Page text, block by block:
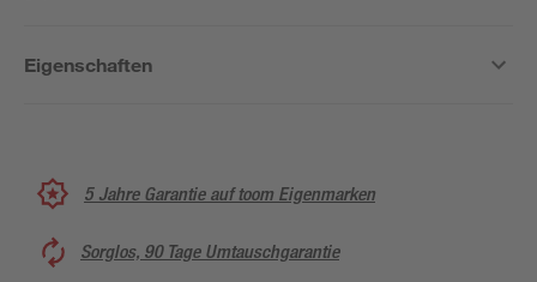
Eigenschaften
5 Jahre Garantie auf toom Eigenmarken
Sorglos, 90 Tage Umtauschgarantie